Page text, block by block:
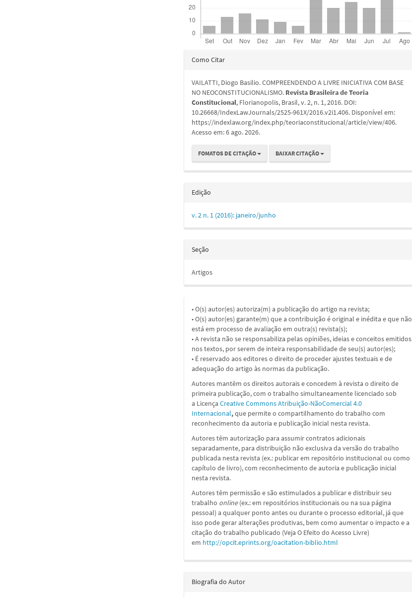
Detalhes
artigo
Como Citar
VAILATTI, Diogo Basilio. COMPREENDENDO A LIVRE INICIATIVA COM BASE
NO NEOCONSTITUCIONALISMO. Revista Brasileira de Teoria
Constitucional, Florianopolis, Brasil, v. 2, n. 1, 2016. DOI:
10.26668/IndexLawJournals/2525-961X/2016.v2i1.406. Disponível em:
https://indexlaw.org/index.php/teoriaconstitucional/article/view/406.
Acesso em: 6 ago. 2026.
FOMATOS DE CITAÇÃO BAIXAR CITAÇÃO
Edição
v. 2 n. 1 (2016): janeiro/junho
Seção
Artigos
• O(s) autor(es) autoriza(m) a publicação do artigo na revista;
• O(s) autor(es) garante(m) que a contribuição é original e inédita e que não
está em processo de avaliação em outra(s) revista(s);
• A revista não se responsabiliza pelas opiniões, ideias e conceitos emitidos
nos textos, por serem de inteira responsabilidade de seu(s) autor(es);
• É reservado aos editores o direito de proceder ajustes textuais e de
adequação do artigo às normas da publicação.
Autores mantêm os direitos autorais e concedem à revista o direito de
primeira publicação, com o trabalho simultaneamente licenciado sob
a LicençaCreative Commons Atribuição-NãoComercial 4.0
Internacional,que permite o compartilhamento do trabalho com
reconhecimento da autoria e publicação inicial nesta revista.
Autores têm autorização para assumir contratos adicionais
separadamente, para distribuição não exclusiva da versão do trabalho
publicada nesta revista (ex.: publicar em repositório institucional ou como
capítulo de livro), com reconhecimento de autoria e publicação inicial
nesta revista.
Autores têm permissão e são estimulados a publicar e distribuir seu
trabalho online(ex.: em repositórios institucionais ou na sua página
pessoal) a qualquer ponto antes ou durante o processo editorial, já que
isso pode gerar alterações produtivas, bem como aumentar o impacto e a
citação do trabalho publicado (Veja O Efeito do Acesso Livre)
em http://opcit.eprints.org/oacitation-biblio.html
Biografia do Autor